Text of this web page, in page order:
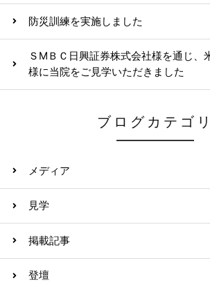
防災訓練を実施しました
ＳМＢＣ日興証券株式会社様を通じ、
様に当院をご見学いただきました
ブログカテゴリ
メディア
見学
掲載記事
登壇